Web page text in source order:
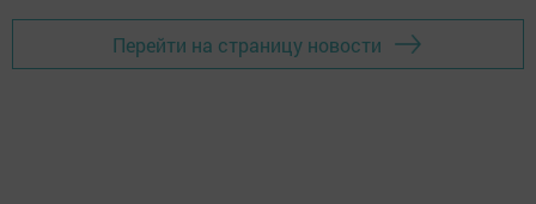
Перейти на страницу новости